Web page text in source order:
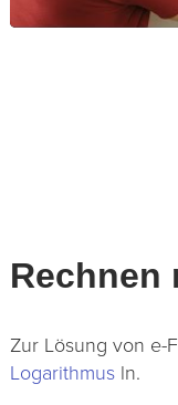
Rechnen
Zur Lösung von e-
Logarithmus ln.